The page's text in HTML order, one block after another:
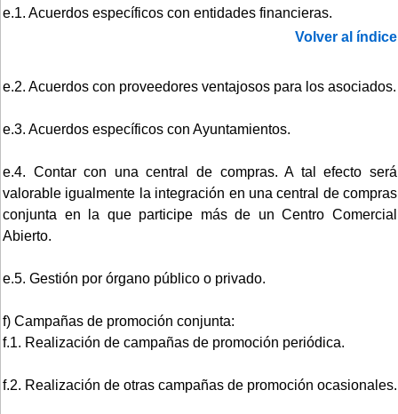
e.1. Acuerdos específicos con entidades financieras.
Volver al índice
e.2. Acuerdos con proveedores ventajosos para los asociados.
e.3. Acuerdos específicos con Ayuntamientos.
e.4. Contar con una central de compras. A tal efecto será
valorable igualmente la integración en una central de compras
conjunta en la que participe más de un Centro Comercial
Abierto.
e.5. Gestión por órgano público o privado.
f) Campañas de promoción conjunta:
f.1. Realización de campañas de promoción periódica.
f.2. Realización de otras campañas de promoción ocasionales.